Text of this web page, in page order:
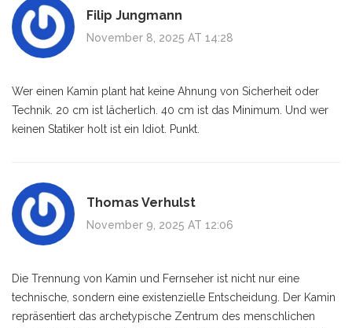
Filip Jungmann
November 8, 2025 AT 14:28
Wer einen Kamin plant hat keine Ahnung von Sicherheit oder
Technik. 20 cm ist lächerlich. 40 cm ist das Minimum. Und wer
keinen Statiker holt ist ein Idiot. Punkt.
Thomas Verhulst
November 9, 2025 AT 12:06
Die Trennung von Kamin und Fernseher ist nicht nur eine
technische, sondern eine existenzielle Entscheidung. Der Kamin
repräsentiert das archetypische Zentrum des menschlichen